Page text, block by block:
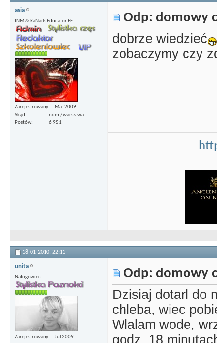
asia
INM & RaNails Educator EF
Zarejestrowany
Mar 2009
Skąd
ndm / warszawa
Postów
6 951
Odp: domowy
dobrze wiedzieć
zobaczymy czy
18-01-2010, 22:11
unita
Nałogowiec
Zarejestrowany
Jul 2009
Odp: domowy
Dzisiaj dotarl do
chleba, wiec
Wlalam wode,
godz. 18